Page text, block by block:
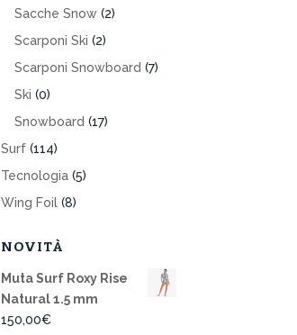
Sacche Snow (2)
Scarponi Ski (2)
Scarponi Snowboard (7)
Ski (0)
Snowboard (17)
Surf (114)
Tecnologia (5)
Wing Foil (8)
NOVITÀ
Muta Surf Roxy Rise
Natural 1.5 mm
150,00€